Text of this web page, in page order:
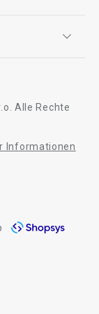
Alle Rechte
Informationen